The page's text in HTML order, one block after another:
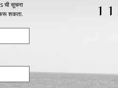
ची सूचना
शकता.